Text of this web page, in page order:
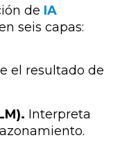
de IA
seis capas:
el resultado de
Interpreta